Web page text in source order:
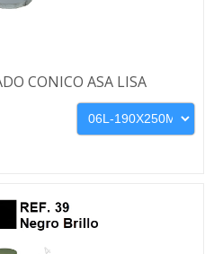
CONICO ASA LISA